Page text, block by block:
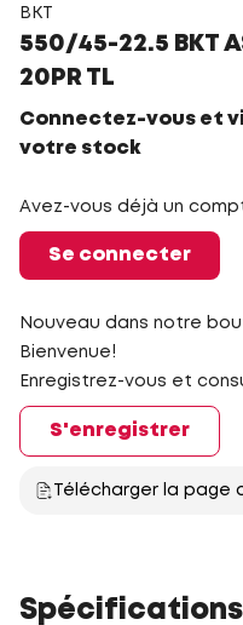
BKT
550/45-22.5 BKT
20PR TL
Connectez-vous et
votre stock
Avez-vous déjà un
Se connecter
Nouveau dans notre
Bienvenue!
Enregistrez-vous et
S'enregistrer
Télécharger la page
Spécifications